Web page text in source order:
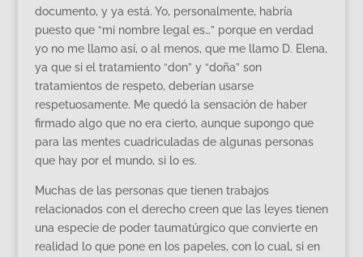
documento, y ya está. Yo, personalmente, habría
puesto que “mi nombre legal es…” porque en verdad
yo no me llamo así, o al menos, que me llamo D. Elena,
ya que si el tratamiento “don” y “doña” son
tratamientos de respeto, deberían usarse
respetuosamente. Me quedó la sensación de haber
firmado algo que no era cierto, aunque supongo que
para las mentes cuadriculadas de algunas personas
que hay por el mundo, si lo es.
Muchas de las personas que tienen trabajos
relacionados con el derecho creen que las leyes tienen
una especie de poder taumatúrgico que convierte en
realidad lo que pone en los papeles, con lo cual, si en